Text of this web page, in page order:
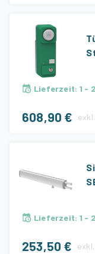
Lieferzeit: 1 -
608,90 € exkl.
Lieferzeit: 1 -
253,50 € exkl.